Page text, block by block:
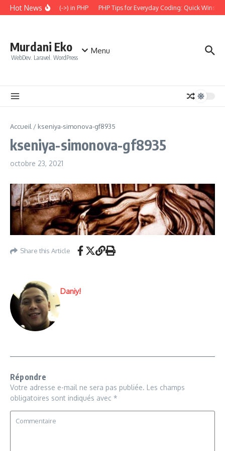
Aller au contenu
Hot News
the Arrow Operator (->) in PHP PHP Tips for Everyday Coding: Quick Wins
Murdani Eko
WebDev. Laravel. WordPress
Menu
Accueil / kseniya-simonova-gf8935
kseniya-simonova-gf8935
octobre 23, 2021
Share this Article
Daniy!
Répondre
Votre adresse e-mail ne sera pas publiée. Les champs
obligatoires sont indiqués avec *